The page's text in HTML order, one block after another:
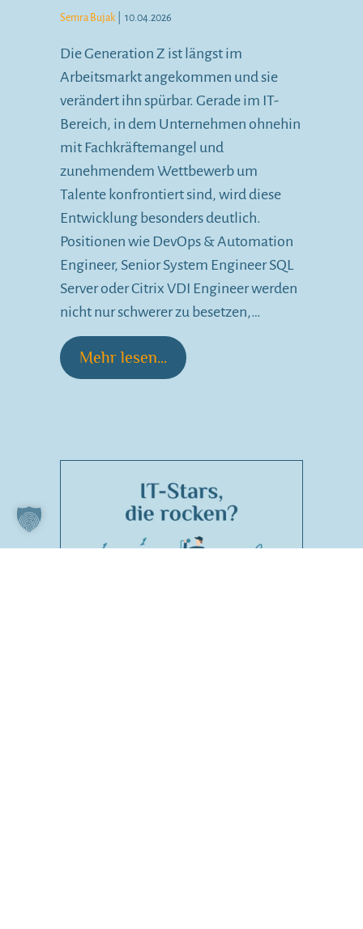
Semra Bujak 10.04.2026
Die Generation Z ist längst im
Arbeitsmarkt angekommen und sie
verändert ihn spürbar. Gerade im IT-
Bereich, in dem Unternehmen ohnehin
mit Fachkräftemangel und
zunehmendem Wettbewerb um
Talente konfrontiert sind, wird diese
Entwicklung besonders deutlich.
Positionen wie DevOps & Automation
Engineer, Senior System Engineer SQL
Server oder Citrix VDI Engineer werden
nicht nur schwerer zu besetzen,…
Mehr lesen...